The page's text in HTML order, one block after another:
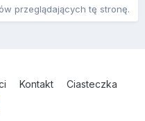
przeglądających tę stronę.
Kontakt Ciasteczka